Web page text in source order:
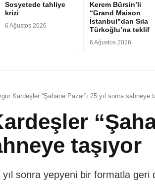
Sosyetede tahliye
krizi
6 Ağustos 2026
Kerem Bürsin’li
“Grand Maison
İstanbul”dan Sıla
Türkoğlu’na teklif
6 Ağustos 2026
Kardeşler “Şahane Pazar”ı 25 yıl sonra sahneye
taşıyor
yıl sonra yepyeni bir formatla